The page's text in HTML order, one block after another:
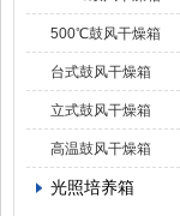
500℃鼓风干燥箱
台式鼓风干燥箱
立式鼓风干燥箱
高温鼓风干燥箱
光照培养箱